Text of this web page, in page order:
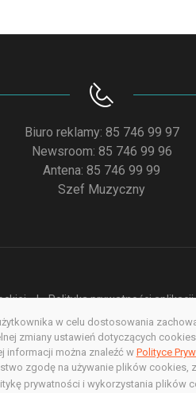
Biuro reklamy: 85 746 99 97
Newsroom: 85 746 99 96
Antena: 85 746 99 99
Szef Muzyczny
Polityka prywatności aplikacji
Redakcja serwisu www
Copyright @ 2022. All rights Reserved
w celu dostosowania
zmiany ustawień dotyczących
informacji można znaleźć w Polityce
zgodę na używanie plików cookies,
prywatności i wykorzystania plików